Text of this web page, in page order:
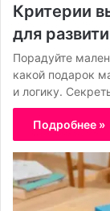
Критерии
для
Порадуйте
какой подарок
и логику.
Подробнее »